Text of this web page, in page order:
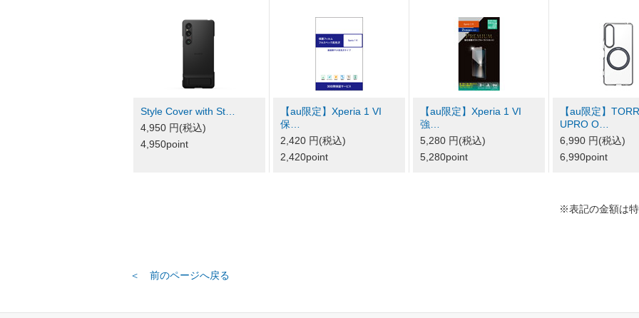
Style Cover with St…
4,950 円(税込)
4,950point
【au限定】Xperia 1 VI
保…
2,420 円(税込)
2,420point
【au限定】Xperia 1 VI
強…
5,280 円(税込)
5,280point
【au限定】
UPRO O…
6,990 円(税込)
6,990point
※表記の金額は特
＜ 前のページへ戻る